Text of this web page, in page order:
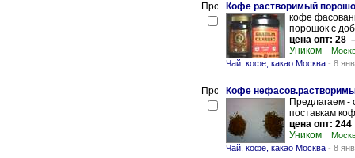
Кофе растворимый
кофе
порошок с
цена опт: 28
Уником
Чай, кофе, какао Москва - 8
Кофе
Предлагаем -
поставкам
цена опт:
Уником
Чай, кофе, какао Москва - 8